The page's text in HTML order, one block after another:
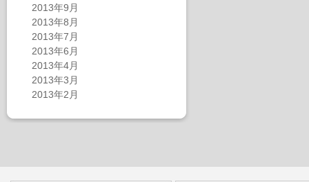
2013年9月
2013年8月
2013年7月
2013年6月
2013年4月
2013年3月
2013年2月